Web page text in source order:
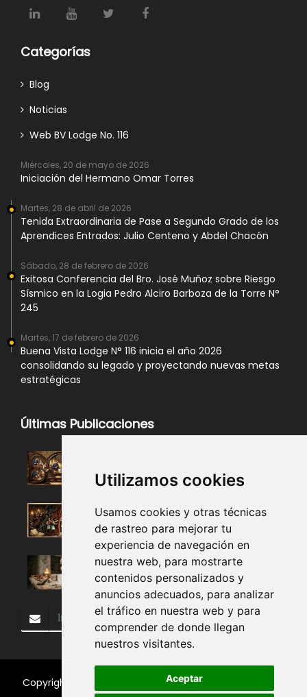
Utilizamos cookies
Usamos cookies y otras técnicas
de rastreo para mejorar tu
experiencia de navegación en
nuestra web, para mostrarte
contenidos personalizados y
anuncios adecuados, para analizar
el tráfico en nuestra web y para
comprender de donde llegan
nuestros visitantes.
Aceptar
Categorías
Blog
Noticias
Web BV Lodge No. 116
Miércoles, 20 de mayo de 2026
Iniciación del Hermano Omar Torres
Martes, 28 de abril de 2026
Tenida Extraordinaria de Pase a Segundo Grado de los
Aprendices Entrados: Julio Centeno y Abdel Chacón
Sábado, 28 de febrero de 2026
Exitosa Conferencia del Bro. José Muñoz sobre Riesgo
Sísmico en la Logia Pedro Alciro Barboza de la Torre N°
245
Martes, 17 de febrero de 2026
Buena Vista Lodge N° 116 inicia el año 2026
consolidando su legado y proyectando nuevas metas
estratégicas
Últimas Publicaciones
Subscribir
Copyright 2018, Todos los Derechos Reservados.